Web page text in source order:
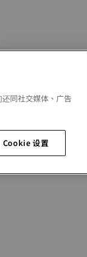
同社交媒体、广告
Cookie 设置